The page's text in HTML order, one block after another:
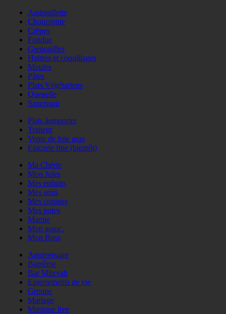
Andouillette
Choucroute
Crêpes
Fondue
Grenouilles
Huitres et coquillages
Moules
Pâtes
Plats Végétariens
Quenelle
Saucisson
Plats àemporter
Traiteur
Vente de foie gras
Epicerie fine (bientôt)
Ma Chérie
Mon Jules
Mes enfants
Mes amis
Mes copines
Mes potes
Mamie
Mon assoc.
Mon Boss
Anniversaire
Baptême
Bar Mitzvah
Enterrements de vie
Groupe
Mariage
Musique live